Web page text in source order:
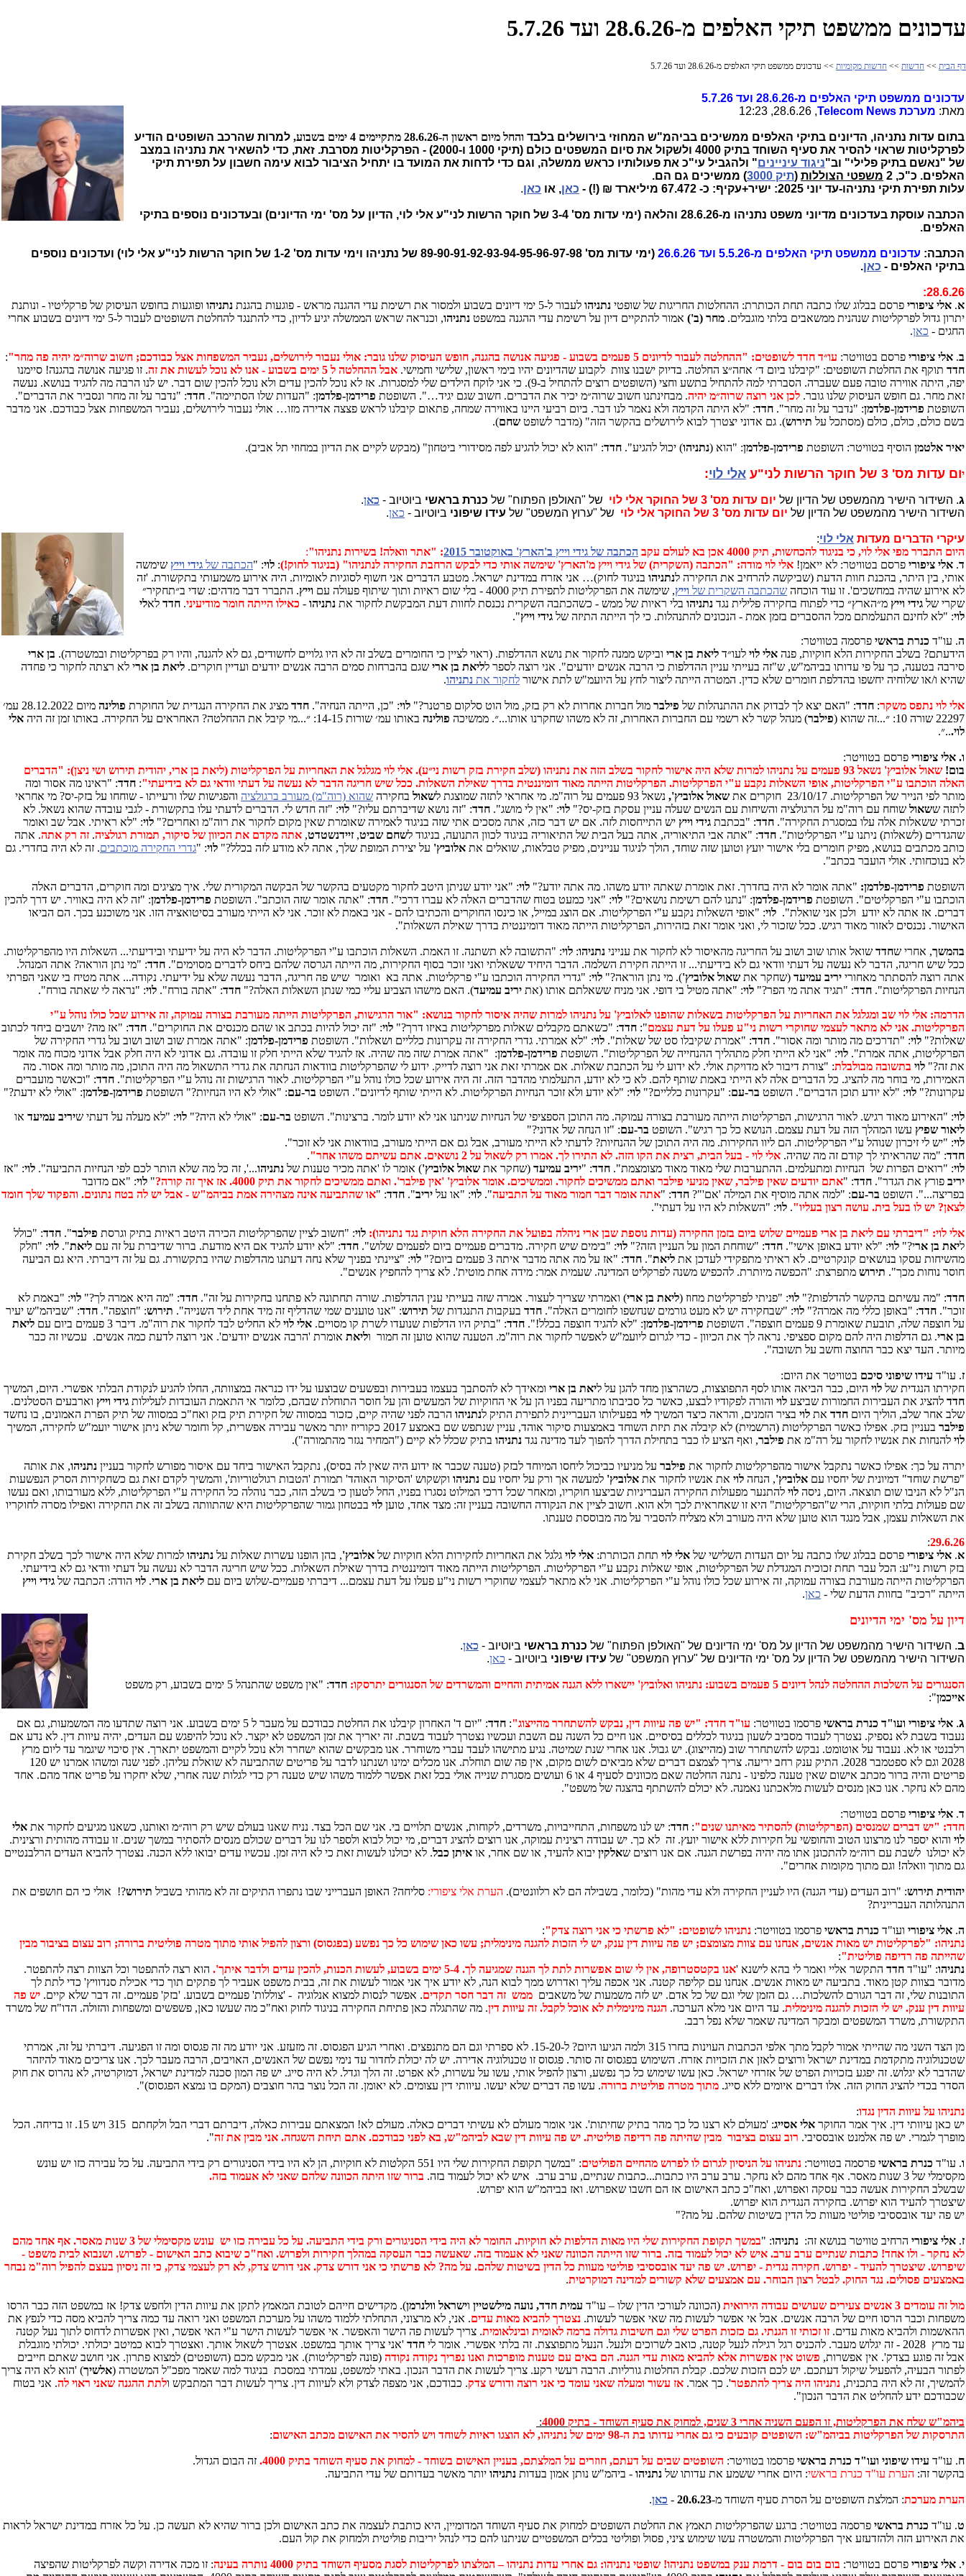
עדכונים ממשפט תיקי האלפים מ-28.6.26 ועד 5.7.26
דף הבית >> חדשות >> חדשות מקומיות >> עדכונים ממשפט תיקי האלפים מ-28.6.26 ועד 5.7.26
עדכונים ממשפט תיקי האלפים מ-28.6.26 ועד 5.7.26
מאת: מערכת Telecom News
, 28.6.26, 12:23
בתום עדות נתניהו, הדיונים בתיקי האלפים ממשיכים בביהמ"ש המחוזי בירושלים בלבד והחל מיום ראשון ה-28.6.26 מתקיימים 4 ימים בשבוע,
למרות שהרכב השופטים הודיע
לפרקליטות שראוי להסיר את סעיף השוחד בתיק 4000 ולשקול את סיום המשפטים כולם (תיקי 1000 ו-2000) - הפרקליטות מסרבת. זאת, כדי להשאיר את נתניהו במצב
של "נאשם בתיק פלילי" וב"ניגוד עיניינים" ולהגביל עי"כ את פעולותיו כראש ממשלה, וגם כדי לדחות את המועד בו יתחיל הציבור לבוא עימה חשבון על תפירת תיקי
האלפים. כ"כ, 2
משפטי הצוללות (תיק 3000
) ממשיכים גם הם.
עלות תפירת תיקי נתניהו-עד יוני 2025: ישיר+עקיף: כ- 67.472 מיליארד ₪ (!) -
כאן, או כאן.
הכתבה עוסקת בעדכונים מדיוני משפט נתניהו מ-28.6.26 והלאה (ימי עדות מס' 3-4 של חוקר הרשות לני"ע אלי לוי, הדיון על מס' ימי הדיונים) ובעדכונים נוספים בתיקי
האלפים.
הכתבה: עדכונים ממשפט תיקי האלפים מ-5.5.26 ועד 26.6.26
(ימי עדות מס' 89-90-91-92-93-94-95-96-97-98 של נתניהו וימי עדות מס' 1-2 של חוקר הרשות לני"ע אלי לוי) ועדכונים נוספים
בתיקי האלפים - כאן.
28.6.26:
א. אלי ציפורי פרסם בבלוג שלו כתבה תחת הכותרת: ההחלטות החריגות של שופטי נתניהו לעבור ל-5 ימי דיונים בשבוע ולמסור את רשימת עדי ההגנה מראש - פוגעות בהגנת נתניהו ופוגעות בחופש העיסוק של פרקליטיו - ונותנת
יתרון גדול לפרקליטות שנהנית ממשאבים בלתי מוגבלים. מחר (ב') אמור להתקיים דיון על רשימת עדי ההגנה במשפט נתניהו
, וכנראה שראש הממשלה יגיע לדיון, כדי להתנגד להחלטת השופטים לעבור ל-5 ימי דיונים בשבוע אחרי
החגים - כאן.
ב. אלי ציפורי פרסם בטוויטר: עו״ד חדד לשופטים: "ההחלטה לעבור לדיונים 5 פעמים בשבוע - פגיעה אנושה בהגנה, חופש העיסוק שלנו גובר: אולי נעבור לירושלים, נעביר המשפחות אצל כבודכם; חשוב שרוה״מ יהיה פה מחר"
:
חדד תוקף את החלטת השופטים: "קיבלנו ביום ד׳ אחה״צ החלטה. בדיוק ישבנו צוות לקבוע שהדיונים יהיו בימי ראשון, שלישי וחמישי. אבל ההחלטה ל 5 ימים בשבוע - אנו לא נוכל לעשות את זה
. זו פגיעה אנושה בהגנה! סיימנו
יפה, היתה אווירה טובה פעם שעברה. הסברתי למה להתחיל בתשע וחצי (השופטים רוצים להתחיל ב-9). כי אני לוקח הילדים שלי למסגרות. אז לא נוכל להכין עדים ולא נוכל להכין שום דבר. יש לנו הרבה מה להגיד בנושא. נעשה
זאת מחר. גם חופש העיסוק שלנו גובר. לכן אני רוצה שרוה״מ יהיה. מבחינתנו חשוב שרוה״מ יכיר את הדברים. חשוב שגם יגיד…". השופטת פרידמן-פלדמן: "העדות שלו הסתיימה". חדד: "נדבר על זה מחר ונסביר את הדברים".
השופטת פרידמן-פלדמן: "נדבר על זה מחר". חדד: "לא היתה הקדמה ולא נאמר לנו דבר. ביום רביעי היינו באווירה שמחה, פתאום קיבלנו לראש פצצה אדירה מזו… אולי נעבור לירושלים, נעביר המשפחות אצל כבודכם. אני מדבר
בשם כולם, כולם, כולם (מסתכל על תירוש). גם אדוני יצטרך לבוא לירושלים בהקשר הזה" (מדבר לשופט שחם).
יאיר אלטמן הוסיף בטוויטר: השופטת פרידמן-פלדמן: "הוא (נתניהו) יכול להגיע". חדד: "הוא לא יכול להגיע לפה מסידורי ביטחון" (מבקש לקיים את הדיון במחוזי תל אביב).
יום עדות מס' 3 של חוקר הרשות לני"ע אלי לוי:
ג. השידור הישיר מהמשפט של הדיון של יום עדות מס' 3 של החוקר אלי לוי של "האולפן הפתוח" של כנרת בראשי ביוטיוב - כאן.
השידור הישיר מהמשפט של הדיון של יום עדות מס' 3 של החוקר אלי לוי של "ערוץ המשפט" של עידו שיפוני ביוטיוב - כאן.
עיקרי הדברים מעדות אלי לוי:
היום התברר מפי אלי לוי, כי בניגוד להכחשות, תיק 4000 אכן בא לעולם עקב
הכתבה של גידי וייץ ב'הארץ' באוקטובר 2015 : "אתר וואלה! בשירות נתניהו":
ד. אלי ציפורי פרסם בטוויטר: לא ייאמן! אלי לוי מודה: "הכתבה (השקרית) של גידי וייץ מ'הארץ' שימשה אותי כדי לבקש הרחבת החקירה לנתניהו" (בניגוד לחוק!): לוי: "הכתבה של גידי וייץ שימשה
אותי, בין היתר, בהכנת חוות הדעת (שביקשה להרחיב את החקירה לנתניהו בניגוד לחוק)… אני אזרח במדינת ישראל. מטבע הדברים אני חשוף לסוגיות לאומיות. היה אירוע משמעותי בתקשורת. 'זה
לא אירוע שהיה במחשכים'. זו עוד הוכחה שהכתבה השקרית של וייץ, שימשה את הפרקליטות לתפירת תיק 4000 - בלי שום ראיות ותוך שיתוף פעולה עם וייץ. התברר דבר מדהים: שדי ב״תחקיר״
שקרי של גידי וייץ מ״הארץ״ כדי לפתוח בחקירה פלילית נגד נתניהו בלי ראיות של ממש - כשהכתבה השקרית נכנסת לחוות דעת המבקשת לחקור את נתניהו - כאילו הייתה חומר מודיעיני. חדד לאלי
לוי: "לא לחינם התעלמתם מכל ההסברים בזמן אמת - הנכונים להתנהלות. כי לך הייתה התיזה של גידי וייץ".
ה. עו"ד כנרת בראשי פרסמה בטוויטר:
הידעתם? בשלב החקירות הלא חוקיות, פנה אלי לוי לעו״ד ליאת בן ארי וביקש ממנה לחקור את נושא ההדלפות. (ראוי לציין כי החומרים בשלב זה לא היו גלויים לחשודים, גם לא להגנה, והיו רק בפרקליטות ובמשטרה). בן ארי
סירבה בטענה, כך על פי עדותו בביהמ"ש, ש"זה בעייתי עניין ההדלפות כי הרבה אנשים יודעים". אני רוצה לספר לליאת בן ארי שגם בהברחות סמים הרבה אנשים יודעים ועדיין חוקרים. ליאת בן ארי לא רצתה לחקור כי פחדה
שהיא ו/או שלוחיה יחשפו בהדלפת חומרים שלא כדין. המטרה הייתה ליצור לחץ על היועמ"ש לתת אישור לחקור את נתניהו.
אלי לוי נתפס משקר: חדד: "האם יצא לך לבדוק את ההתנהלות של פילבר מול חברות אחרות לא רק בזק, מול הוט סלקום פרטנר?" לוי: "כן, הייתה הנחיה". חדד מציג את החקירה הנגדית של החוקרת פולינה
מיום 28.12.2022 עמ׳
22297 שורה 10: ״...זה שהוא (
פילבר) מנהל קשר לא רשמי עם החברות האחרות, זה לא משהו שחקרנו אותו...״. ממשיכה פולינה באותו עמ׳ שורות 14-15: ״...מי קיבל את ההחלטה? האחראים על החקירה. באותו זמן זה היה
אלי
לוי...״.
ו. אלי ציפורי פרסם בטוויטר:
בום!
שאול אלוביץ' נשאל 93 פעמים על נתניהו למרות שלא היה אישור לחקור בשלב הזה את נתניהו (שלב חקירת בזק רשות ני״ע). אלי לוי מגלגל את האחריות על הפרקליטות (ליאת בן ארי, יהודית תירוש ושי ניצן): "הדברים
האלה הוכתבו ע"י הפרקליטות, אופי השאלות נקבע ע"י הפרקליטות. הפרקליטות הייתה מאוד דומיננטית בדרך שאילת השאלות. ככל שיש חריגה הדבר לא נעשה על דעתי וודאי גם לא בידיעתי": חדד: "ראינו מה אסור ומה
מותר לפי הנייר של הפרקליטות. 23/10/17 חוקרים את
שאול אלוביץ', נשאל 93 פעמים על רוה"מ. מי אחראי לתזה שמוצגת ל שאול בחקירה שהוא (רוה"מ) מעורב ברגולציה והפגישות שלו ורעייתו - שוחחו על בזק-יס? מי אחראי
לתזה ששאול שוחח עם רוה"מ על הרגולציה והשיחות עם הנשים שעלה עניין עסקת בזק-יס?" לוי: "אין לי מושג". חדד: "זה נושא שדיברתם עליו?" לוי: "זה חדש לי. הדברים לדעתי עלו בתקשורת - לגבי עובדה שהוא נשאל. לא
זכרתי ששאלות אלה עלו במסגרת החקירה". חדד: "בכתבת גידי וייץ יש התייחסות לזה. אם יש דבר כזה, אתה מסכים אתי שזה בניגוד לאמירה שאומרת שאין מקום לחקור את רוה"מ ואחרים?" לוי: "לא ראיתי. אבל שב ואומר
שהגדרים (לשאלות) ניתנו ע"י הפרקליטות". חדד: "אתה אבי התיאוריה, אתה בעל הבית של התיאוריה בניגוד לכוון התנועה, בניגוד לשחם שביט, זיידנשטדט, אתה מקדם את הכיוון של סיקור, תמורת רגולציה. זה רק אתה. אתה
כותב מכתבים בנושא, מפיק חומרים בלי אישור יועץ וטוען שזה שוחד, הולך לניגוד עניינים, מפיק טבלאות, שואלים את אלוביץ' על יצירת המופת שלך, אתה לא מודע לזה בכלל?" לוי: "גדרי החקירה מוכתבים. זה לא היה בחדרי. גם
לא בנוכחותי. אולי הועבר בכתב".
השופטת פרידמן-פלדמן: "אתה אומר לא היה בחדרך. זאת אומרת שאתה יודע משהו. מה אתה יודע?" לוי: "אני יודע שניתן היטב לחקור מקטעים בהקשר של הבקשה המקורית שלי. איך מציגים ומה חוקרים, הדברים האלה
הוכתבו ע"י הפרקליטים". השופטת פרידמן-פלדמן: "נתנו להם רשימת נושאים?" לוי: "אני כמעט בטוח שהדברים האלה לא עברו דרכי". חדד: "אתה אומר שזה הוכתב". השופטת פרידמן-פלדמן: "זה לא היה באוויר. יש דרך להכין
דברים. אז אתה לא יודע ולכן אני שואלת". לוי: "אופי השאלות נקבע ע"י הפרקליטות. אם הוצג במייל, או כינסו החוקרים והכתיבו להם - אני באמת לא זוכר. אני לא הייתי מעורב בסיטואציה הזו. אני משוכנע בכך. הם הביאו
האישור. נכנסים לאזור מאוד רגיש. ככל שזכור לי, ואני אומר זאת בזהירות, הפרקליטות הייתה מאוד דומיננטית בדרך שאילת השאלות".
בהמשך, אחרי שחדד שואל אותו שוב ושוב על החריגה מהאיסור לא לחקור את ענייני נתניהו: לוי: "התשובה לא תשתנה. זו האמת. השאלות הוכתבו ע"י הפרקליטות. הדבר לא היה על ידיעתי ובידיעתי... השאלות היו מהפרקליטות.
ככל שיש חריגה, הדבר לא נעשה על דעתי וודאי גם לא בידיעתי... זו הייתה חקירת השלמה. הדבר היחיד ששאלתי ואני זוכר בסוף החקירות, מה הייתה הגרסה שלהם ביחס לדברים מסוימים". חדד: "מי נתן הוראה? אתה המנהל.
אתה רוצה להסתתר מאחורי יריב עמיעד (שחקר את שאול אלוביץ'). מי נתן הוראה?" לוי: "גדרי החקירה הוכתבו ע"י פרקליטות. אתה בא ואומר שיש פה חריגה, הדבר נעשה שלא על ידיעתי. נקודה... אתה מטיח בי שאני הפרתי
הנחיות הפרקליטות". חדד: "תגיד אתה מי הפר?" לוי: "אתה מטיל בי דופי. אני מניח ששאלתם אותו (את יריב עמיעד). האם מישהו הצביע עליי כמי שנתן השאלות האלה?" חדד: "אתה בורח". לוי: "נראה לי שאתה בורח".
הדרמה: אלי לוי שב ומגלגל את האחריות על הפרקליטות בשאלות שהופנו לאלוביץ' על נתניהו למרות שהיה איסור לחקור בנושא: "אור הרגישות, הפרקליטות הייתה מעורבת בצורה עמוקה, זה אירוע שכל כולו נוהל ע"י
הפרקליטות. אני לא מתאר לעצמי שחוקרי רשות ני"ע פעלו על דעת עצמם": חדד: "כשאתם מקבלים שאלות מפרקליטות באיזו דרך?" לוי: "זה יכול להיות בכתב או שהם מכנסים את החוקרים". חדד: "אז מה? יושבים ביחד לכתוב
שאלות?" לוי: "תדרכים מה מותר ומה אסור". חדד: "אמרת שקיבלו סט של שאלות". לוי: "לא אמרתי. גדרי החקירה זה עקרונות כלליים ושאלות". השופטת פרידמן-פלדמן: "אתה אמרת שוב ושוב ושוב על גדרי החקירה של
הפרקליטות, אתה אמרת". לוי: "אני לא הייתי חלק מתהליך ההנחייה של הפרקליטות". השופטת פרידמן-פלדמן: "אתה אמרת שזה מה שהיה. אז להגיד שלא הייתי חלק זו עובדה. גם אדוני לא היה חלק אבל אדוני מכוח מה אומר
את זה?" לוי בתשובה מבולבלת: "צורת דיבור לא מדויקת אולי. לא ידוע לי על הכתבת שאלות. אם אמרתי זאת אני רוצה לדייק. ידוע לי שהפרקליטות בוודאות הנחתה את גדרי התשאול מה היה התוכן, מה מותר ומה אסור. מה
האמירות, מי בוחר מה להציג. כל הדברים אלה לא הייתי באמת שותף להם. לא כי לא יודע, התעלמתי מהדבר הזה. זה היה אירוע שכל כולו נוהל ע"י הפרקליטות. לאור הרגישות זה נוהל ע"י הפרקליטות". חדד: "וכאשר מועברים
עקרונות?" לוי: "לא יודע תוכן הדברים". השופט בר-עם: "עקרונות כלליים?" לוי: "לא יודע ולא זוכר הנחיות הפרקליטות. לא הייתי שותף לדיונים". השופט בר-עם: "אולי לא היו הנחיות?" השופטת פרידמן-פלדמן: "אולי לא ידעת?"
לוי: "האירוע מאוד רגיש. לאור הרגישות, הפרקליטות הייתה מעורבת בצורה עמוקה. מה התוכן הספציפי של הנחיות שניתנו אני לא יודע לומר. ברצינות". השופט בר-עם: "אולי לא היה?" לוי: "לא מעלה על דעתי שיריב עמיעד או
ליאור שפיץ עשו המהלך הזה על דעת עצמם. הנושא כל כך רגיש". השופט בר-עם: "זו הנחה של אדוני?"
לוי: "יש לי זיכרון שנוהל ע"י הפרקליטות. הם ליוו החקירות. מה היה התוכן של ההנחיות? לדעתי לא הייתי מעורב, אבל גם אם הייתי מעורב, בוודאות אני לא זוכר".
חדד: "מה שהראיתי לך קודם זה מה שהיה. אלי לוי - בעל הבית, רצית את הקו הזה. לא התירו לך. אמרו רק לשאול על 2 נושאים. אתם עשיתם משהו אחר"
.
לוי: "רואים הפרות של הנחיות ומתעלמים. ההתערבות שלי מאוד מאוד מצומצמת". חדד: "יריב עמיעד (שחקר את שאול אלוביץ') אומר לו 'אתה מכיר טענות של נתניהו...', זה כל מה שלא הותר לכם לפי הנחיות התביעה". לוי: "אז
יריב פורץ את הגדר". חדד: "אתם יודעים שאין פילבר, שאין מניעי פילבר ואתם ממשיכים לחקור. וממשיכים. אומר אלוביץ' 'אין פילבר'. ואתם ממשיכים לחקור את תיק 4000. אז איך זה קורה? " לוי: "אם מדובר
בפריצה...". השופט בר-עם: "למה אתה מוסיף את המילה 'אם'"? חדד: "אתה אומר דבר חמור מאוד על התביעה". לוי: "או על יריב". חדד: "או שהתביעה אינה מצהירה אמת בביהמ"ש - אבל יש לה בטח נתונים. והפקוד שלך חומד
לצאן? יש לו בעל בית. עושה רצון בעליו". לוי: "השאלות לא היו על דעתי".
אלי לוי: "דיברתי עם ליאת בן ארי פעמיים שלוש ביום בזמן החקירה (עדות נוספת שבן ארי ניהלה בפועל את החקירה הלא חוקית נגד נתניהו): לוי: "חשוב לציין שהפרקליטות הכירה היטב ראיות בתיק וגרסת פילבר". חדד: "כולל
ליאת בן ארי?" לוי: "לא יודע באופן אישי". חדד: "שוחחת המון על העניין הזה?" לוי: "בימים שיש חקירה. מדברים פעמיים ביום לפעמים שלוש". חדד: "לא יודע להגיד אם היא מודעת. ברור שדיברת על זה עם ליאת". לוי: "חלק
מהשיחות עסקו בנושאים קונקרטיים. לא ראיתי מתפקידי לעדכן את ליאת". חדד: "אז על מה אתה מדבר איתה 3 פעמים ביום?" לוי: "ציינתי בפניך שלא נחה דעתנו מהדלפות שהיו בתקשורת. גם על זה דיברתי. היא גם הביעה
חוסר נוחות מכך". תירוש מתפרצת: "הכפשה מיותרת. להכפיש משנה לפרקליט המדינה. שעמית אמר: מידה אחת מוטית'. לא צריך להחפיץ אנשים".
חדד: "מה עשיתם בהקשר להדלפות?" לוי: "פניתי לפרקליטת מחוז (ליאת בן ארי) ואמרתי שצריך לעצור. אמרה שזה בעייתי ענין ההדלפות. שורה תחתונה לא פתחנו בחקירות על זה". חדד: "מה היא אמרה לך?" לוי: "באמת לא
זוכר". חדד: "באופן כללי מה אמרה?" לוי: "שבחקירה יש לא מעט גורמים שנחשפו לחומרים האלה". חדד בעקבות התנגדות של תירוש: "אנו טוענים שמי שהדליף זה מיד אחת ליד השנייה". תירוש: "חוצפה". חדד: "שביהמ"ש יעיר
על חוצפה שלה, תובעת שאומרת 9 פעמים חוצפה". השופטת
פרידמן-פלדמן: "לא להגיד חוצפה בכלל!". חדד: "בתיק היו הדלפות שנועדו לשרת קו מסויים. אלי לוי לא החליט לבד לחקור את רוה"מ. דיבר 3 פעמים ביום עם
ליאת
בן ארי. גם הדלפות היה להם מקום ספציפי. נראה לך את הכיוון - כדי לגרום ליועמ"ש לאפשר לחקור את רוה"מ. הטענה שהוא טוען זה חמור וליאת אומרת 'הרבה אנשים יודעים'. אני רוצה לדעת כמה אנשים. עכשיו זה כבר
מיותר. העד יצא כבר החוצה וחשב על תשובה".
ז. עו"ד עידו שיפוני סיכם בטוויטר את היום:
חקירתו הנגדית של לוי היום, כבר הביאה אותו לסף התפוצצות, כשהרצון מחד להגן על ליאת בן ארי ומאידך לא להסתבך בעצמו בעבירות ובפשעים שבוצעו על ידו כנראה במצוותה, החלו להגיע לנקודת הבלתי אפשרי. היום, המשיך
חדד להציג את העבירות החמורות שביצע לוי והורה לפקודיו לבצע, כאשר כל סביבתו מתריעה בפניו הן על אי החוקיות של המעשים והן על חוסר התוחלת שבהם, כלומר אי התאמת העובדות לעלילות גידי וייץ וארבעים הסטלנים.
שלב אחר שלב, הוליך היום חדד את לוי בציר הזמנים, והראה כיצד המשיך לוי בפעילותו העבריינית לתפירת התיק לנתניהו הרבה לפני שהיה קיים, כזכור במסווה של חקירת תיק בזק ואח"כ במסווה של תיק הפרת האמונים, בו נחשד
פילבר בעניין בזק. אפילו כאשר הפרקליטות (הרשמית) לא קיבלה את תיזת השוחד באמצעות סיקור אוהד, עניין שנתפש שם באמצע 2017 כקוריוז יותר מאשר עבירה אפשרית, קל וחומר שלא ניתן אישור יועמ"ש לחקירה, המשיך
לוי להנחות את אנשיו לחקור על רה"מ את פילבר, ואף הציע לו כבר בתחילת הדרך להפוך לעד מדינה נגד נתניהו בתיק שכלל לא קיים ("המחיר נגזר מהתמורה").
יתרה על כך: אפילו כאשר נתקבל אישור מהפרקליטות לחקור את פילבר על מניעיו כביכול ליחסו המיוחד לבזק (טענה שכבר אז ידוע היה שאין לה בסיס), נתקבל האישור ביחד עם איסור מפורש לחקור בעניין נתניהו, את אותה
"פרשת שוחד" דמיונית של יחסיו עם אלוביץ', הנחה לוי את אנשיו לחקור את אלוביץ' למעשה אך ורק על יחסיו עם נתניהו וקשקוש 'הסיקור האוהד' תמורת 'הטבות רגולטוריות', והמשיך לקדם זאת גם כשחקירות הסרק הנפשעות
הנ"ל לא הניבו שום תוצאה. היום, ניסה לוי להתנער מפעולות החקירה העבריניות שביצעו חוקריו, ומאחר שכל דרכי המילוט נסגרו בפניו, החל לטעון כי בשלב הזה, כבר נוהלה כל החקירה ע"י הפרקליטות, ללא מעורבותו, ואם נעשו
שם פעולות בלתי חוקיות, הרי ש"הפרקליטות" היא זו שאחראית לכך ולא הוא. חשוב לציין את הנקודה החשובה בעניין זה: מצד אחד, טוען לוי בבטחון גמור שהפרקליטות היא שהתוותה בשלב זה את החקירה ואפילו מסרה לחוקריו
את השאלות עצמן, אבל מנגד הוא טוען שלא היה מעורב ולא מצליח להסביר על מה מבוססת טענתו.
29.6.26
:
א. אלי ציפורי פרסם בבלוג שלו כתבה על יום העדות השלישי של אלי לוי תחת הכותרת: אלי לוי גלגל את האחריות לחקירות הלא חוקיות של אלוביץ', בהן הופנו עשרות שאלות על נתניהו למרות שלא היה אישור לכך בשלב חקירת
בזק רשות ני"ע: הכל עבר תחת זכוכית המגדלת של הפרקליטות, אופי שאלות נקבע ע"י הפרקליטות. הפרקליטות הייתה מאוד דומיננטית בדרך שאילת השאלות. ככל שיש חריגה הדבר לא נעשה על דעתי וודאי גם לא בידיעתי.
הפרקליטות הייתה מעורבת בצורה עמוקה, זה אירוע שכל כולו נוהל ע"י הפרקליטות. אני לא מתאר לעצמי שחוקרי רשות ני"ע פעלו על דעת עצמם... דיברתי פעמיים-שלוש ביום עם ליאת בן ארי. לוי הודה: הכתבה של גידי וייץ
הייתה "רכיב" בחוות הדעת שלי - כאן.
דיון על מס' ימי הדיונים
ב. השידור הישיר מהמשפט של הדיון על מס' ימי הדיונים של "האולפן הפתוח" של כנרת בראשי ביוטיוב - כאן.
השידור הישיר מהמשפט של הדיון על מס' ימי הדיונים של "ערוץ המשפט" של עידו שיפוני ביוטיוב - כאן.
הסנגורים על השלכות ההחלטה לנהל דיונים 5 פעמים בשבוע: נתניהו ואלוביץ' יישארו ללא הגנה אמיתית והחיים והמשרדים של הסנגורים יתרסקו: חדד: "אין משפט שהתנהל 5 ימים בשבוע, רק משפט
אייכמן":
ג. אלי ציפורי ועו"ד כנרת בראשי פרסמו בטוויטר: עו"ד חדד: "יש פה עיוות דין, נבקש להשתחרר מהייצוג": חדד
: "יום ד' האחרון קיבלנו את החלטת כבודכם על מעבר ל 5 ימים בשבוע. אני רוצה שתדעו מה המשמעות, גם אם
נעבוד בשבת לא נספיק. נצטרך לעבוד מסביב לשעון בניגוד לכללים בסיסיים. אנו חיים כל השנה עם השבת ועכשיו נצטרך לעבוד בשבת. זה יאריך את זמן המשפט לא יקצר. לא נוכל להיפגש עם העדים, יהיה עיוות דין. לא נדע אם
רלבנטי או לא. נעבוד על אוטומט. נבקש להשתחרר שוב (מהייצוג). יש גבול. אנו אחרי שנת שמיטה. נגיע מתישהו לעבד עברי משוחרר. אנו מבקשים שהוא ישחרר ולא נוכל לקיים והמשפט יתארך. אין סיכוי שיגמר עד ליום מרץ
2028 וגם לא ספטמבר 2028. התיק ענק רחב יריעה. צריך לצמצם דברים שלא מביאים לשום מקום, אין פה שום תוחלת. אנו מכלים ימינו ושנתנו לדבר על פריטים שהתביעה לא שואלת עליהן. לפני שנה ומשהו אמרנו יש 120
פריטים והיה ברור מכתב אישום שאין טענה כלפינו - נתנה החלטה שאם מכוונים לסעיף 4 או 6 ועושים מסגרת שנייה אולי בכל זאת אפשר ללמוד משהו שיש טענה רק כדי לגלות שנה אחרי, שלא יחקרו על פריט אחד מהם. אחד
מהם לא נחקר. אנו כאן מנסים לעשות מלאכתנו נאמנה. לא יכולם להשתתף בהצגה של משפט".
ד. אלי ציפורי פרסם בטוויטר:
חדד: "יש דברים שמנסים (הפרקליטות) להסתיר מאיתנו שנים": חדד: יש לנו משפחות, התחייבויות, משרדים, לקוחות, אנשים תלויים בי. אני שם הכל בצד. נניח שאנו בעולם שיש רק רוה״מ ואותנו, כשאנו מגיעים לחקור את אלי
לוי והוא יספר לנו מרצונו הטוב והחופשי על חקירות ללא אישור יועץ. זה לא כך. יש עבודה רצינית עמוקה, אנו רוצים להציג דברים, מי יכול לבוא ולספר לנו על דברים שכולם מנסים להסתיר במשך שנים. זו עבודה מהותית ורצינית.
לא יכולנו לשבת עם רוה״מ להתכונן אתו מה יהיה בפרשת הגנה. אם אנו רוצים שאלקין יבוא להעיד, או שם אחר, או איתן כבל. לא יכולנו לעשות זאת כי לא היה זמן. עכשיו עדים יבואו ללא הכנה. נצטרך להביא העדים הרלבנטיים
גם מתוך וואלה! וגם מתוך מקומות אחרים".
יהודית תירוש: "רוב העדים (עדי הגנה) היו לעניין החקירה ולא עדי מהות" (כלומר, בשבילה הם לא רלוונטים). הערת אלי ציפורי: סליחה? האופן העברייני שבו נתפרו התיקים זה לא מהותי בשביל תירוש?! אולי כי הם חושפים את
התנהלותה העבריינית?
ה. אלי ציפורי ועו"ד כנרת בראשי פרסמו בטוויטר: נתניהו לשופטים: "לא פרשתי כי אני רוצה צדק":
נתניהו: "לפרקליטות יש מאות אנשים, אנחנו עם צוות מצומצם; יש פה עיוות דין ענק, יש לי הזכות להגנה מינימלית; עשו כאן שימוש כל כך נפשע (בפגסוס) ורצון להפיל אותי מתוך מטרה פוליטית ברורה; רוב עצום בציבור מבין
שהייתה פה רדיפה פוליטית":
נתניהו: "עו"ד חדד התקשר אליי ואמר לי בהא לישנא 'אנו בקטסטרופה, אין לי שום אפשרות לתת לך הגנה שמגיעה לך. 5-4 ימים בשבוע, לעשות הכנות, להכין עדים ולדבר איתך'.
הוא רצה להתפטר וכל הצוות רצה להתפטר.
מדובר בצוות קטן מאוד. בתביעה יש מאות אנשים. אנחנו עם קליפה קטנה. אני אכפה עליך ואדרוש ממך לבוא הנה, לא יודע איך אני אמור לעשות את זה, בבית משפט אעביר לך פתקים תוך כדי אכילת סנדוויץ' כדי לתת לך
התובנות שלי, זה דבר הגורם להשלכות… גם הזמן שלי וגם של כל אדם. יש לזה משמעות של משאבים ממש זה דבר חסר תקדים. אפשר לנסות למצוא אנלוגיה - 'צוללות' פעמיים בשבוע. 'בזק' פעמיים. זה דבר שלא קיים. יש פה
עיוות דין ענק. יש לי הזכות להגנה מינימלית. עד היום אני מלא הערכה. הגנה מינימלית לא אוכל לקבל. זה עיוות דין. מה שהתגלה כאן פתיחת החקירה בניגוד לחוק ואח"כ מה שעשו כאן, פשפשים ומשפחות והזולה. הדו"ח של משרד
התקשורת, משרד המשפטים ומבקר המדינה שאמר שלא נפל רבב.
מן הצד השני מה שהייתי אמור לקבל מתך אלפי הכתבות העוינות בחרו 315 ולמה הגיעו היום? ל-15-20. לא ספרתי וגם הם מתנפצים. ואחרי הגיע הפגסוס. זה מזעזע. אני יודע מה זה פגסוס ומה זו הפגיעה. דיברתי על זה, אמרתי
שטכנולוגיה מתקדמת במדינת ישראל ורוצים לאזן את הזכויות אזרח. השימוש בפגסוס זה סותר. פגסוס זו טכנולוגיה אדירה. יש לה יכולת לחדור עד נימי נפשם של האנשים, האויבים, הרבה מעבר לכך. אנו צריכים מאוד להיזהר
שהדבר לא יגלוש. זה יפגע בזכויות הפרט של אזרחי ישראל. כאן עשו שימוש כל כך נפשע, ורצון להפיל אותי, עשו על עשרות, לא אפרט. זה הלך וגדל. לא היה סייג. יש פה המון סכנה למדינת ישראל, דמוקרטיה, לא נהרוס את חוק
הסדר בכדי להציג החוק הזה. אלו דברים איומים ללא סייג. מתוך מטרה פוליטית ברורה. עשו פה דברים שלא יעשו. עיוותי דין עצומים. לא יאומן. זה הכל נוצר בהר חוצבים (המקם בו נמצא הפגסוס)".
נתניהו על עיוות הדין נגדו:
יש כאן עיוותי דין. איך אמר החוקר אלי אסייג
: 'מעולם לא רצנו כל כך מהר בתיק שחיתות'. אני אומר מעולם לא עשיתי דברים כאלה. מעולם לא! המצאתם עבירות כאלה, דיברתם דברי הבל ולקחתם 315 ויש 15. זו בדיחה. הכל
מופרך לגמרי. יש פה אלמנט אובססיבי. רוב עצום בציבור מבין שהיתה פה רדיפה פוליטית. יש פה עיוות דין שבא לביהמ"ש, בא לפני כבודכם. אתם תיחת השגחה. אני מבין את זה".
ו. עו"ד כנרת בראשי פרסמה בטוויטר: נתניהו על הניסיון לגרום לו לפרוש מהחיים הפוליטים
: "במשך תקופת החקירות שלי היו 551 הקלטות לא חוקיות, הן לא היו בידי הסניגורים רק בידי התביעה. על כל עבירה כזו יש עונש
מקסימלי של 3 שנות מאסר. אף אחד מהם לא נחקר. ערב ערב היו כתבות...כתבות שנתיים, ערב ערב. איש לא יכול לעמוד בזה.
ברור שזו היתה הכוונה שלהם שאני לא אעמוד בזה.
שבשלב החקירות אעשה כבר עסקה ואפרוש, ואח"כ כתב האישום אז הם חשבו שאפרוש. ואז בביהמ"ש הוא יפרוש.
שיצטרך להעיד הוא יפרוש. בחקירה הנגדית הוא יפרוש.
יש פה יעד אובססיבי פוליטי מעוות כל הדין בשיטות שלהם. על מה?"
ז. אלי ציפורי הרחיב טוויטר בנושא זה: נתניהו: "
במשך תקופת החקירות שלי היו מאות הדלפות לא חוקיות. החומר לא היה בידי הסניגורים ורק בידי התביעה. על כל עבירה כזו יש עונש מקסימלי של 3 שנות מאסר. אף אחד מהם
לא נחקר - ולו אחד! כתבות שנתיים ערב ערב. איש לא יכול לעמוד בזה. ברור שזו הייתה הכוונה שאני לא אעמוד בזה. שאעשה כבר העסקה במהלך חקירות ולפרוש. ואח"כ שיבוא כתב האישום - לפרוש. ושנבוא לבית משפט -
שיפרוש. שיצטרך להעיד - יפרוש. חקירה נגדית - יפרוש. יש פה יעד אובססיבי פוליטי מעוות כל הדין בשיטות שלהם. על מה? לא פרשתי כי אני דורש צדק. אני דורש צדק, לא רק לעצמי צדק, כי זה ניסיון בעצם להפיל רוה"מ נבחר
באמצעים פסולים. נגד החוק. לבטל רצון הבוחר. עם אמצעים שלא קשורים למדינה דמוקרטית.
מול זה עומדים 3 אנשים צעירים שעושים עבודה הירואית (הכוונה לעורכי הדין שלו – עו"ד עמית חדד, נועה מילשטיין וישראל וולנרמן). מקדישים חייהם לטובת המאמץ לתקן את עיוות הדין ולחפש צדק! אז במשפט הזה כבר הרסו
משפחות וכבר הרסו חיים של הרבה אנשים. אבל אי אפשר לעשות מה שאי אפשר לעשות. נצטרך להביא מאות עדים. אני, לא מרצוני, התחלתי ללמוד משהו על מערכת המשפט ואני רואה עד כמה צריך להביא מסה כדי לנפץ את
ההאשמות ולהביא מאות עדים. זו זכותי זו הגנתי. גם כזכות הפרט שלי וגם חשיבות גדולה ברמה לאומית ובינלאומית. צריך לעשות פה הישר והאפשר. אי אפשר לעשות הישר ע"י האי אפשר, ואין אפשרות לדחוס לתוך נעל קטנה
עד מרץ 2028 - זה יגלוש מעבר. להכניס רגל רגילה לנעל קטנה, כואב לשרוכים ולנעל. הנעל מתפוצצת. זה בלתי אפשרי. אומר לי
חדד 'אני צריך אותך במשפט. אצטרך לשאול אותך. ואצטרך לבוא כמיטב יכולתי. יכולתי מוגבלת
אבל זה פוגע בצדק'. אין אפשרות, פשוט אין אפשרות אלא להביא מאות עדי הגנה. הם באים עם טענות מופרכות ואנו נפריך נקודה נקודה (פונה לפרקליטות). אני מבקש מכם (השופטים) למצוא פתרון. אני חושב שאתם חייבים
לפתור הבעיה, להפעיל שיקול דעתכם. יש לכם הזכות שלכם. קבלת החלטות גורליות. הרבה רעשי רקע. צריך לעשות את הדבר הנכון. באתי למשפט, עמדתי במסכת בניגוד למה שאמר מפכ"ל המשטרה (אלשיך) 'הוא לא היה צריך
להמשיך, זה לא היה בתכנית, נתניהו היה צריך להתפטר'. כך אמר. אז עשור ומעלה שאני עומד כי אני רוצה ודורש צדק. כבודכם, אני מצפה לצדק ולא לעיוות דין. צריך לעשות דבר המתבקש ולתת ההגנה שאני ראוי לה. אני בטוח
שכבודכם ידע להחליט את הדבר הנכון".
ביהמ"ש שלח את הפרקליטות, זו הפעם השניה אחרי 3 שנים, למחוק את סעיף השוחד - בתיק 4000
:
התרסקות של הפרקליטות בביהמ"ש: השופטים קובעים כי גם אחרי עדותו בת ה-98 ימים של נתניהו, לא הוצגו ראיות לשוחד ויש להסיר את האישום מכתב האישום
:
ח. עו"ד עידו שיפוני ועו"ד כנרת בראשי פרסמו בטוויטר: השופטים שבים על דעתם, חוזרים על המלצתם, בעניין האישום בשוחד - למחוק את סעיף השוחד בתיק 4000.
זה הבום הגדול.
בהקשר זה: הערת עו"ד כנרת בראשי: היום אחרי ששמע את עדותו של נתניהו - ביהמ"ש נותן אמון בעדות נתניהו יותר מאשר בעדותם של עדי התביעה.
הערת מערכת: המלצת השופטים על הסרת סעיף השוחד מ-20.6.23
- כאן.
ט. עו"ד כנרת בראשי פרסמה בטוויטר: ברגע שהפרקליטות תאמץ את החלטת השופטים למחוק את סעיף השוחד המדומיין, היא כותבת לעצמה את כתב האישום ולכן ברור שהיא לא תעשה כן. על כל אזרח במדינת ישראל לראות
את האירוע הזה ולהזדעזע איך הפרקליטות והמשטרה עשו שימוש ציני, פסול ופוליטי בכלים המשפטיים שניתנו להם כדי לנהל יריבות פוליטית ולמחוק את קול העם.
י. אלי ציפורי פרסם בטוויטר: בום בום בום - דרמת ענק במשפט נתניהו! שופטי נתניהו: גם אחרי עדות נתניהו – המלצתו לפרקליטות לסגת מסעיף השוחד בתיק 4000 נותרה בעינה
: זו מכה אדירה וקשה לפרקליטות שהפיצה